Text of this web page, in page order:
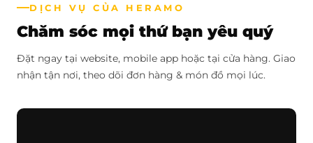
DỊCH VỤ CỦA HERAMO
Chăm sóc mọi thứ bạn yêu quý
Đặt ngay tại website, mobile app hoặc tại cửa hàng. Giao
nhận tận nơi, theo dõi đơn hàng & món đồ mọi lúc.